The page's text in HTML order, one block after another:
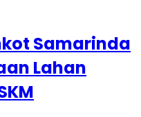
Samarinda
Lahan